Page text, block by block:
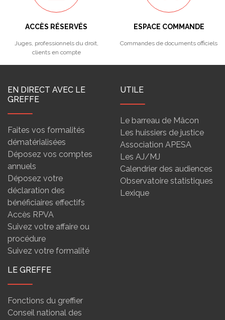
ACCÈS RÉSERVÉS
Juges, professionnels du droit,
clients en compte
ESPACE COMMANDE
Commandes de documents officiels
EN DIRECT AVEC LE
GREFFE
Faites vos formalités
dématérialisées
Déposez vos comptes
annuels
Déposez votre
déclaration des
bénéficiaires effectifs
Accès RPVA
Suivez votre affaire ou
procédure
Suivez votre formalité
UTILE
Le barreau de Mâcon
Les huissiers de justice
Association APESA
Les AJ/MJ
Calendrier des audiences
Observatoire statistiques
Lexique
LE GREFFE
Fonctions du greffier
Conseil national des